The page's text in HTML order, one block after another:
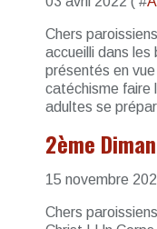
Chers
accueilli dans
présentés en
catéchisme faire
adultes se
2ème
15 novembre
Chers